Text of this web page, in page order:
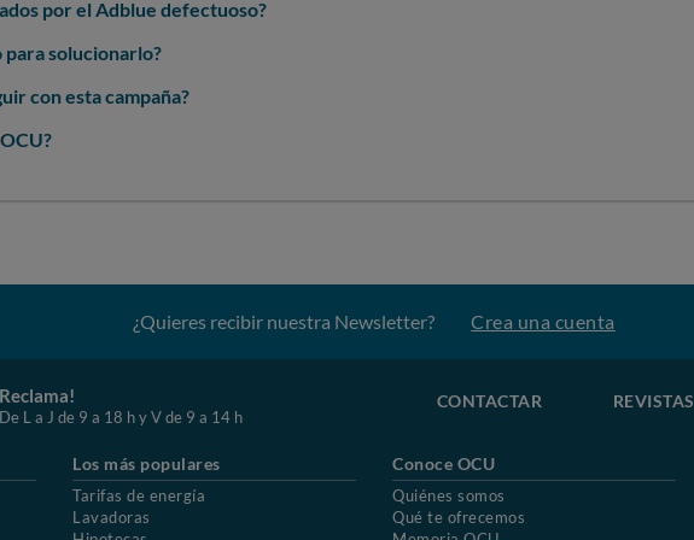
por el Adblue defectuoso?
para solucionarlo?
con esta campaña?
¿Quieres recibir nuestra Newsletter? Crea una cuenta
Reclama!
De L a J de 9 a 18 h y V de 9 a 14 h
CONTACTAR REVISTAS
Los más populares
Tarifas de energía
Lavadoras
Conoce OCU
Quiénes somos
Qué te ofrecemos